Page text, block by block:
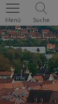
Menü Suche